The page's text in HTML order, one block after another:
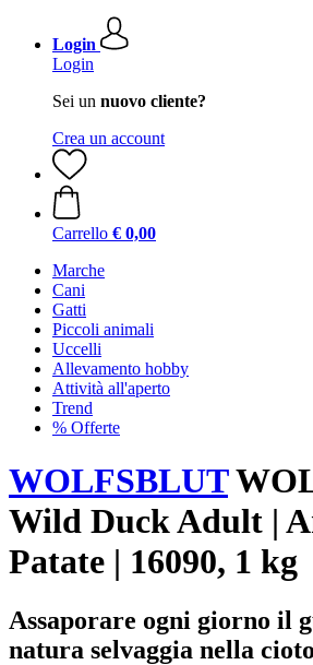
Login
Login
Sei un nuovo cliente?
Crea un account
Carrello € 0,00
Marche
Cani
Gatti
Piccoli animali
Uccelli
Allevamento hobby
Attività all'aperto
Trend
% Offerte
WOLFSBLUT
Wild Duck Adult |
Patate | 16090, 1 kg
Assaporare ogni giorno il
natura selvaggia nella